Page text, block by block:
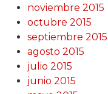
noviembre 2015
octubre 2015
septiembre 2015
agosto 2015
julio 2015
junio 2015